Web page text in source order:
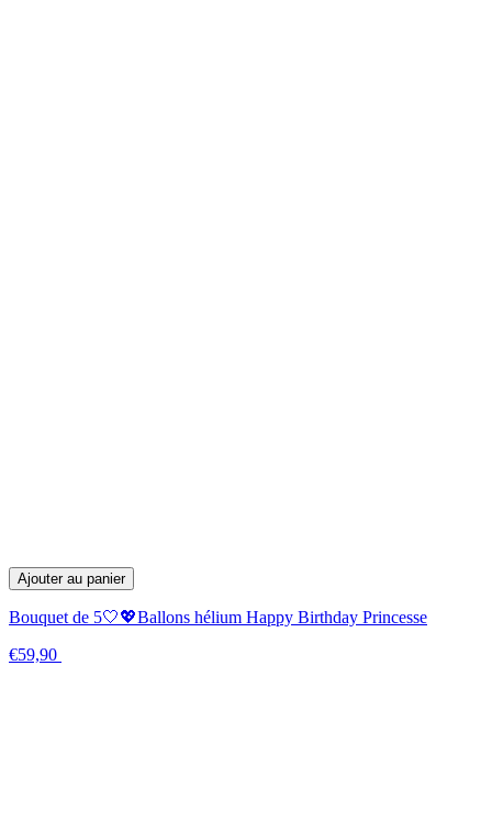
Ajouter au panier
Bouquet de 5🤍💖Ballons hélium Happy Birthday Princesse
€59,90